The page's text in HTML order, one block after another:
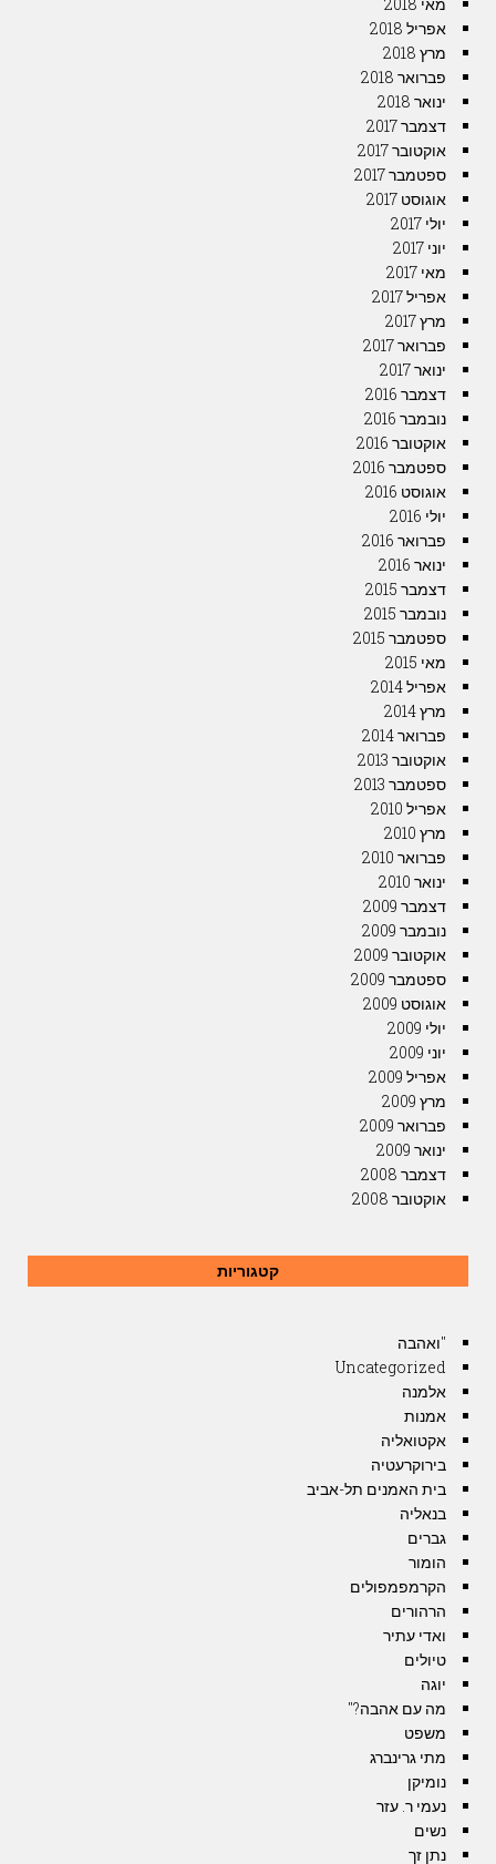
אפריל 2018
מרץ 2018
פברואר 2018
ינואר 2018
דצמבר 2017
אוקטובר 2017
ספטמבר 2017
אוגוסט 2017
יולי 2017
יוני 2017
מאי 2017
אפריל 2017
מרץ 2017
פברואר 2017
ינואר 2017
דצמבר 2016
נובמבר 2016
אוקטובר 2016
ספטמבר 2016
אוגוסט 2016
יולי 2016
פברואר 2016
ינואר 2016
דצמבר 2015
נובמבר 2015
ספטמבר 2015
מאי 2015
אפריל 2014
מרץ 2014
פברואר 2014
אוקטובר 2013
ספטמבר 2013
אפריל 2010
מרץ 2010
פברואר 2010
ינואר 2010
דצמבר 2009
נובמבר 2009
אוקטובר 2009
ספטמבר 2009
אוגוסט 2009
יולי 2009
יוני 2009
אפריל 2009
מרץ 2009
פברואר 2009
ינואר 2009
דצמבר 2008
אוקטובר 2008
קטגוריות
"ואהבה
Uncategorized
אלמנה
אמנות
אקטואליה
בירוקרעטיה
בית האמנים תל-אביב
בנאליה
גברים
הומור
הקרמפמפולים
הרהורים
ואדי עתיר
טיולים
יוגה
מה עם אהבה?"
משפט
מתי גרינברג
נומיקן
נעמי ר. עזר
נשים
נתן זך